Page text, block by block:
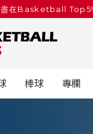
盡在Basketball Top5!
棒球 專欄